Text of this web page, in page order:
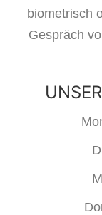
biometrisch
Gespräch